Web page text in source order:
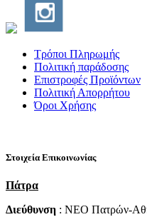
Τρόποι Πληρωμής
Πολιτική παράδοσης
Επιστροφές Προϊόντων
Πολιτική Απορρήτου
Όροι Χρήσης
Στοιχεία Επικοινωνίας
Πάτρα
Διεύθυνση : NEO Πατρών-